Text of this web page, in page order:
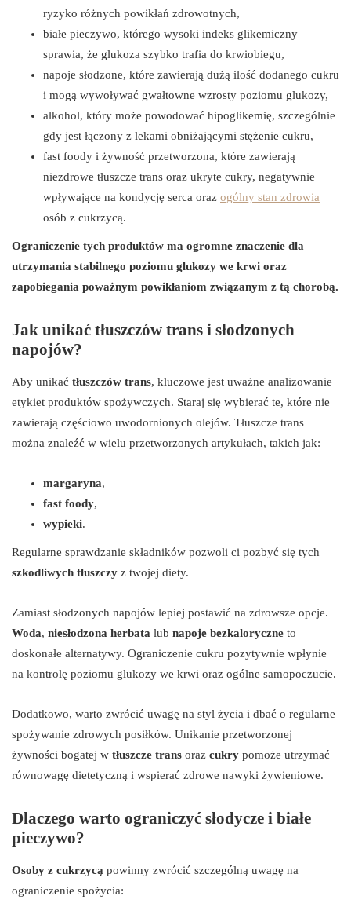
ryzyko różnych powikłań zdrowotnych,
białe pieczywo, którego wysoki indeks glikemiczny
sprawia, że glukoza szybko trafia do krwiobiegu,
napoje słodzone, które zawierają dużą ilość dodanego cukru
i mogą wywoływać gwałtowne wzrosty poziomu glukozy,
alkohol, który może powodować hipoglikemię, szczególnie
gdy jest łączony z lekami obniżającymi stężenie cukru,
fast foody i żywność przetworzona, które zawierają
niezdrowe tłuszcze trans oraz ukryte cukry, negatywnie
wpływające na kondycję serca oraz ogólny stan zdrowia
osób z cukrzycą.
Ograniczenie tych produktów ma ogromne znaczenie dla
utrzymania stabilnego poziomu glukozy we krwi oraz
zapobiegania poważnym powikłaniom związanym z tą chorobą.
Jak unikać tłuszczów trans i słodzonych
napojów?
Aby unikać tłuszczów trans, kluczowe jest uważne analizowanie
etykiet produktów spożywczych. Staraj się wybierać te, które nie
zawierają częściowo uwodornionych olejów. Tłuszcze trans
można znaleźć w wielu przetworzonych artykułach, takich jak:
margaryna,
fast foody,
wypieki.
Regularne sprawdzanie składników pozwoli ci pozbyć się tych
szkodliwych tłuszczy z twojej diety.
Zamiast słodzonych napojów lepiej postawić na zdrowsze opcje.
Woda, niesłodzona herbata lub napoje bezkaloryczne to
doskonałe alternatywy. Ograniczenie cukru pozytywnie wpłynie
na kontrolę poziomu glukozy we krwi oraz ogólne samopoczucie.
Dodatkowo, warto zwrócić uwagę na styl życia i dbać o regularne
spożywanie zdrowych posiłków. Unikanie przetworzonej
żywności bogatej w tłuszcze trans oraz cukry pomoże utrzymać
równowagę dietetyczną i wspierać zdrowe nawyki żywieniowe.
Dlaczego warto ograniczyć słodycze i białe
pieczywo?
Osoby z cukrzycą powinny zwrócić szczególną uwagę na
ograniczenie spożycia: